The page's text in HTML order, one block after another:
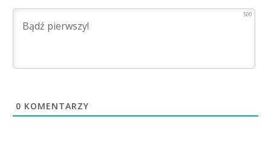
500
0 KOMENTARZY